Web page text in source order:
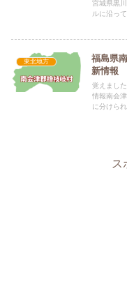
宮城県黒
ルに沿っ
東北地方
福島県
新情報
覚えまし
情報南会
に分けら
ス